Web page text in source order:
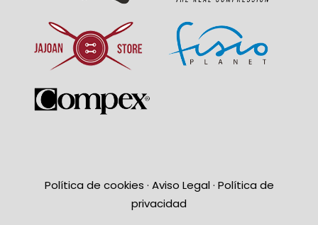
Política de cookies · Aviso Legal· Política de
privacidad